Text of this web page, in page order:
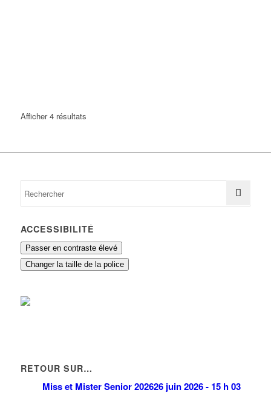
Afficher 4 résultats
ACCESSIBILITÉ
Passer en contraste élevé
Changer la taille de la police
RETOUR SUR…
Miss et Mister Senior 202626 juin 2026 - 15 h 03